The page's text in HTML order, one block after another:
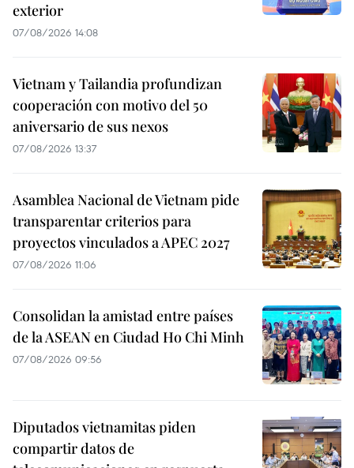
exterior
07/08/2026 14:08
Vietnam y Tailandia profundizan
cooperación con motivo del 50
aniversario de sus nexos
07/08/2026 13:37
Asamblea Nacional de Vietnam pide
transparentar criterios para
proyectos vinculados a APEC 2027
07/08/2026 11:06
Consolidan la amistad entre países
de la ASEAN en Ciudad Ho Chi Minh
07/08/2026 09:56
Diputados vietnamitas piden
compartir datos de